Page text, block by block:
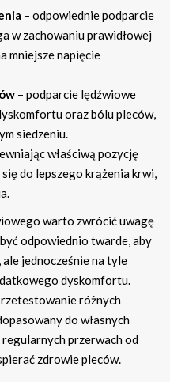
– odpowiednie podparcie
w zachowaniu prawidłowej
mniejsze napięcie
– podparcie lędźwiowe
oraz bólu pleców,
siedzeniu.
właściwą pozycję
do lepszego krążenia krwi,
warto zwrócić uwagę
odpowiednio twarde, aby
jednocześnie na tyle
dyskomfortu.
różnych
do własnych
przerwach od
zdrowie pleców.